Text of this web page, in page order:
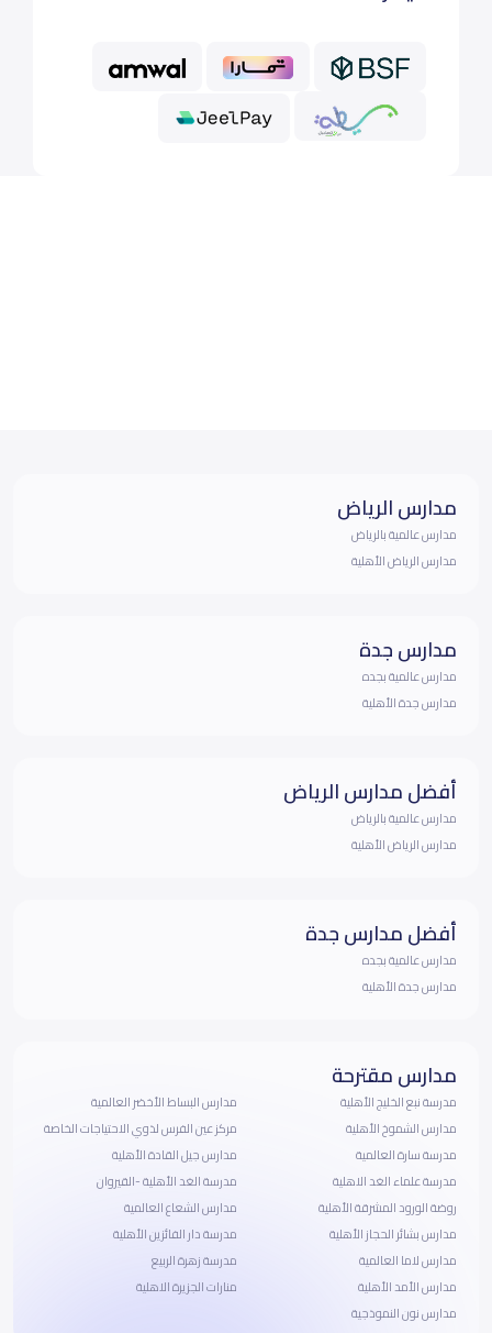
مدارس الرياض
مدارس عالمية بالرياض
مدارس الرياض الأهلية
مدارس جدة
مدارس عالمية بجده
مدارس جدة الأهلية
أفضل مدارس الرياض
مدارس عالمية بالرياض
مدارس الرياض الأهلية
أفضل مدارس جدة
مدارس عالمية بجده
مدارس جدة الأهلية
مدارس مقترحة
مدرسة نبع الخليج الأهلية
مدارس الشموخ الأهلية
مدرسة سارة العالمية
مدرسة علماء الغد الاهلية
روضة الورود المشرقة الأهلية
مدارس بشائر الحجاز الأهلية
مدارس لاما العالمية
مدارس الأمد الأهلية
مدارس نون النموذجية
مدارس البساط الأخضر العالمية
مركز عين الفرس لذوي الاحتياجات الخاصة
مدارس جيل القادة الأهلية
مدرسة الغد الأهلية -القيروان
مدارس الشعاع العالمية
مدرسة دار الفائزين الأهلية
مدرسة زهرة الربيع
منارات الجزيرة الاهلية